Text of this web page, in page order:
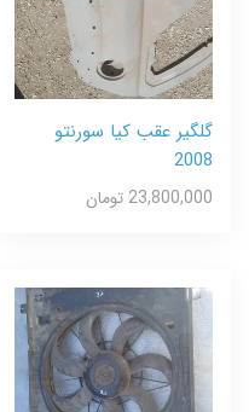
گلگیر عقب کیا سورنتو
2008
23,800,000 تومان